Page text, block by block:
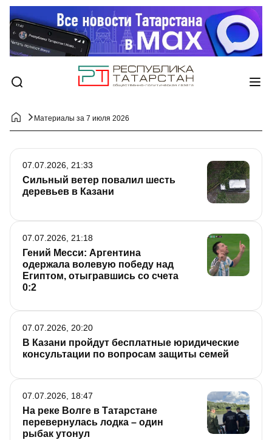
Материалы за 7 июля 2026
Сильный ветер повалил шесть
деревьев в Казани
07.07.2026, 21:33
Гений Месси: Аргентина
одержала волевую победу над
Египтом, отыгравшись со счета
0:2
07.07.2026, 21:18
В Казани пройдут бесплатные юридические
консультации по вопросам защиты семей
07.07.2026, 20:20
На реке Волге в Татарстане
перевернулась лодка – один
рыбак утонул
07.07.2026, 18:47